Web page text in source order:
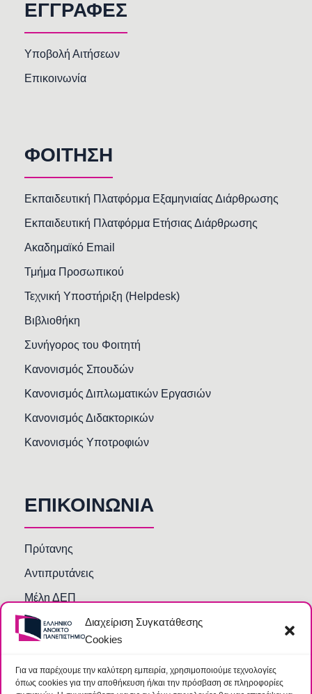
Διαχείριση Συγκατάθεσης
Cookies
Για να παρέχουμε την καλύτερη εμπειρία, χρησιμοποιούμε τεχνολογίες
όπως cookies για την αποθήκευση ή/και την πρόσβαση σε πληροφορίες
ΕΓΓΡΑΦΕΣ
Υποβολή Αιτήσεων
Επικοινωνία
ΦΟΙΤΗΣΗ
Εκπαιδευτική Πλατφόρμα Εξαμηνιαίας Διάρθρωσης
Εκπαιδευτική Πλατφόρμα Ετήσιας Διάρθρωσης
Ακαδημαϊκό Email
Τμήμα Προσωπικού
Τεχνική Υποστήριξη (Helpdesk)
Βιβλιοθήκη
Συνήγορος του Φοιτητή
Κανονισμός Σπουδών
Κανονισμός Διπλωματικών Εργασιών
Κανονισμός Διδακτορικών
Κανονισμός Υποτροφιών
ΕΠΙΚΟΙΝΩΝΙΑ
Πρύτανης
Αντιπρυτάνεις
Μέλη ΔΕΠ
Τμήματα και Υπηρεσίες
Γραμματείες Κοσμητειών Σχολών
Βιβλιοθήκη